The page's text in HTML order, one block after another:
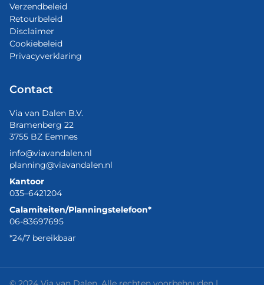
Verzendbeleid
Retourbeleid
Disclaimer
Cookiebeleid
Privacyverklaring
Contact
Via van Dalen B.V.
Bramenberg 22
3755 BZ Eemnes
info@viavandalen.nl
planning@viavandalen.nl
Kantoor
035–6421204
Calamiteiten/Planningstelefoon*
06-83697695
*24/7 bereikbaar